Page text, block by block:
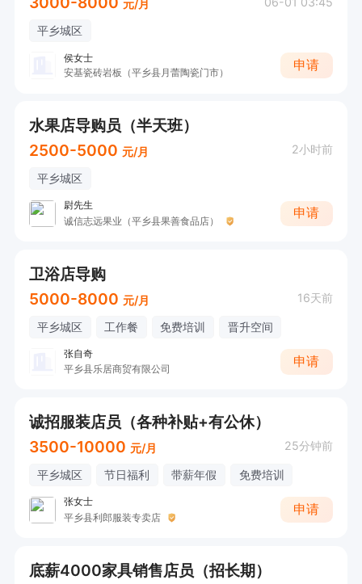
元/月
平乡城区
侯女士
安基瓷砖岩板（平乡县月蕾陶瓷门市）
申请
水果店导购员（半天班）
2500-5000 元/月 2小时前
平乡城区
尉先生
诚信志远果业（平乡县果善食品店）
申请
卫浴店导购
5000-8000 元/月 16天前
平乡城区 工作餐 免费培训 晋升空间
张自奇
平乡县乐居商贸有限公司
申请
诚招服装店员（各种补贴+有公休）
3500-10000 元/月 25分钟前
平乡城区 节日福利 带薪年假 免费培训
张女士
平乡县利郎服装专卖店
申请
底薪4000家具销售店员（招长期）